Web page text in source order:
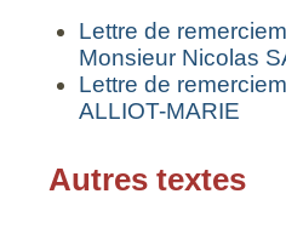
Lettre de
Monsieur Nicolas
Lettre de
ALLIOT-MARIE
Autres textes